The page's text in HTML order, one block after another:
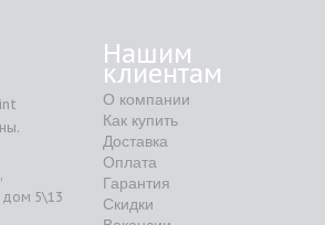
,
дом 5\13
Нашим
клиентам
О компании
Как купить
Доставка
Оплата
Гарантия
Скидки